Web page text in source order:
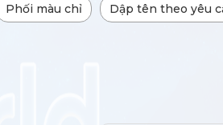
Phối màu chỉ Dập tên theo yêu